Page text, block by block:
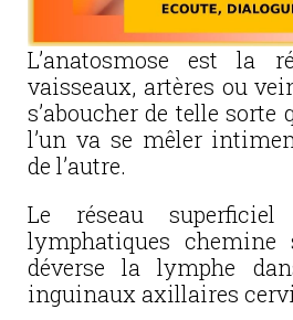
L’anatosmose est la
vaisseaux, artères ou
s’aboucher de telle sorte
l’un va se mêler
de l’autre.
Le réseau superficiel
lymphatiques
déverse la lymphe
inguinaux axillaires